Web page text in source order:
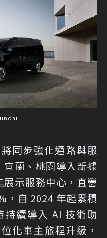
同步強化通路與服
蘭、桃園導入新據
示服務中心，直營
，自 2024 年起累積
持續導入 AI 技術助
化車主旅程升級，